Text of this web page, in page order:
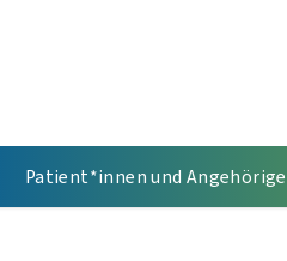
Patient*innen und Angehörige